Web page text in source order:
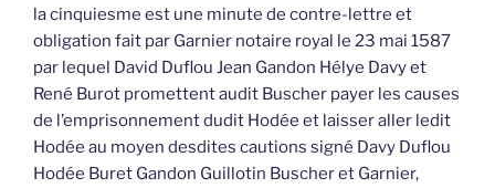
la cinquiesme est une minute de contre-lettre et
obligation fait par Garnier notaire royal le 23 mai 1587
par lequel David Duflou Jean Gandon Hélye Davy et
René Burot promettent audit Buscher payer les causes
de l’emprisonnement dudit Hodée et laisser aller ledit
Hodée au moyen desdites cautions signé Davy Duflou
Hodée Buret Gandon Guillotin Buscher et Garnier,